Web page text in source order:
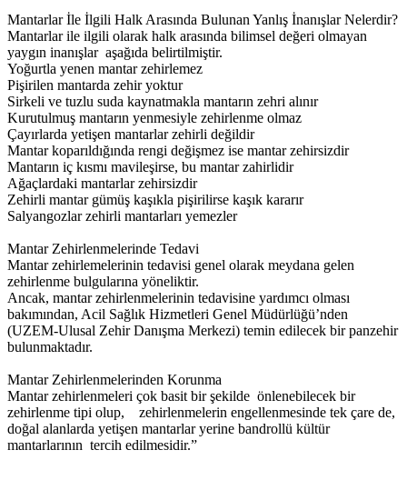
Mantarlar İle İlgili Halk Arasında Bulunan Yanlış İnanışlar Nelerdir?
Mantarlar ile ilgili olarak halk arasında bilimsel değeri olmayan
yaygın inanışlar aşağıda belirtilmiştir.
Yoğurtla yenen mantar zehirlemez
Pişirilen mantarda zehir yoktur
Sirkeli ve tuzlu suda kaynatmakla mantarın zehri alınır
Kurutulmuş mantarın yenmesiyle zehirlenme olmaz
Çayırlarda yetişen mantarlar zehirli değildir
Mantar koparıldığında rengi değişmez ise mantar zehirsizdir
Mantarın iç kısmı mavileşirse, bu mantar zahirlidir
Ağaçlardaki mantarlar zehirsizdir
Zehirli mantar gümüş kaşıkla pişirilirse kaşık kararır
Salyangozlar zehirli mantarları yemezler
Mantar Zehirlenmelerinde Tedavi
Mantar zehirlemelerinin tedavisi genel olarak meydana gelen
zehirlenme bulgularına yöneliktir.
Ancak, mantar zehirlenmelerinin tedavisine yardımcı olması
bakımından, Acil Sağlık Hizmetleri Genel Müdürlüğü’nden
(UZEM-Ulusal Zehir Danışma Merkezi) temin edilecek bir panzehir
bulunmaktadır.
Mantar Zehirlenmelerinden Korunma
Mantar zehirlenmeleri çok basit bir şekilde önlenebilecek bir
zehirlenme tipi olup, zehirlenmelerin engellenmesinde tek çare de,
doğal alanlarda yetişen mantarlar yerine bandrollü kültür
mantarlarının tercih edilmesidir.”